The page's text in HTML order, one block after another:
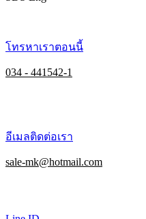
โทรหาเราตอนนี้
034 - 441542-1
อีเมลติดต่อเรา
sale-mk@hotmail.com